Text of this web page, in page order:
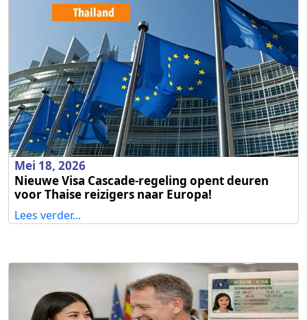
Mei 18, 2026
Nieuwe Visa Cascade-regeling opent deuren
voor Thaise reizigers naar Europa!
Lees verder...